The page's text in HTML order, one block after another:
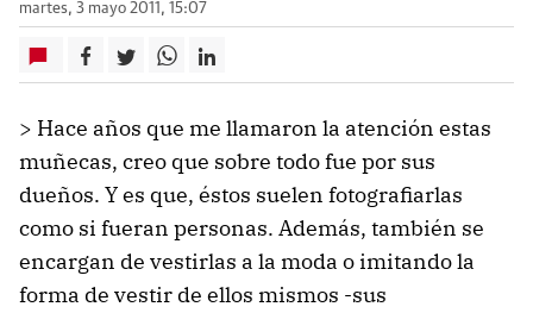
martes, 3 mayo 2011, 15:07
> Hace años que me llamaron la atención estas
muñecas, creo que sobre todo fue por sus
dueños. Y es que, éstos suelen fotografiarlas
como si fueran personas. Además, también se
encargan de vestirlas a la moda o imitando la
forma de vestir de ellos mismos -sus